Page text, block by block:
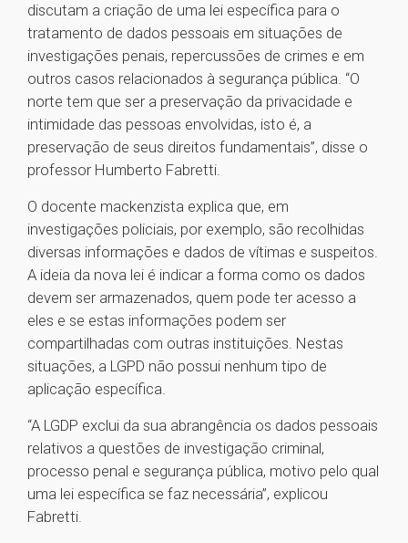
discutam a criação de uma lei específica para o
tratamento de dados pessoais em situações de
investigações penais, repercussões de crimes e em
outros casos relacionados à segurança pública. “O
norte tem que ser a preservação da privacidade e
intimidade das pessoas envolvidas, isto é, a
preservação de seus direitos fundamentais”, disse o
professor Humberto Fabretti.
O docente mackenzista explica que, em
investigações policiais, por exemplo, são recolhidas
diversas informações e dados de vítimas e suspeitos.
A ideia da nova lei é indicar a forma como os dados
devem ser armazenados, quem pode ter acesso a
eles e se estas informações podem ser
compartilhadas com outras instituições. Nestas
situações, a LGPD não possui nenhum tipo de
aplicação específica.
“A LGDP exclui da sua abrangência os dados pessoais
relativos a questões de investigação criminal,
processo penal e segurança pública, motivo pelo qual
uma lei específica se faz necessária”, explicou
Fabretti.